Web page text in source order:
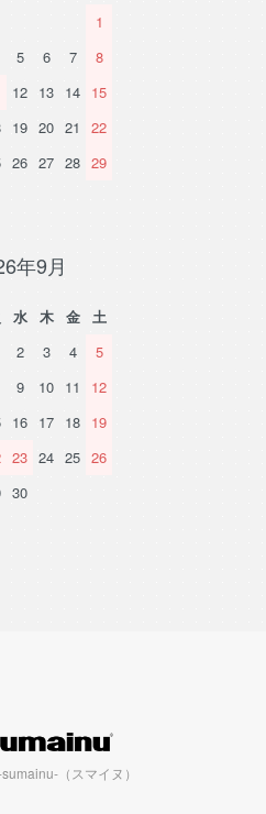
1
5 6 7
8
12 13 14 15
19 20 21
22
26 27 28 29
年9月
水 木 金
土
2 3 4
5
9 10 11
12
16 17 18 19
23 24 25 26
30
（スマイヌ）